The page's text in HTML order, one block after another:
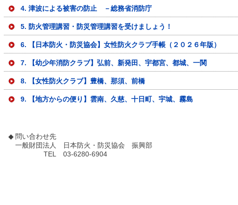
4. 津波による被害の防止 －総務省消防庁
5. 防火管理講習・防災管理講習を受けましょう！
6. 【日本防火・防災協会】女性防火クラブ手帳（２０２６年版）
7. 【幼少年消防クラブ】弘前、新発田、宇都宮、都城、一関
8. 【女性防火クラブ】豊橋、那須、前橋
9. 【地方からの便り】雲南、久慈、十日町、宇城、霧島
◆ 問い合わせ先
一般財団法人
日本防火・防災協会 振興部
TEL
03-6280-6904